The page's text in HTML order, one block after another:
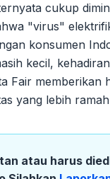
cukup
"virus"
konsumen
kecil,
Fair memberikan
yang lebih
atau harus